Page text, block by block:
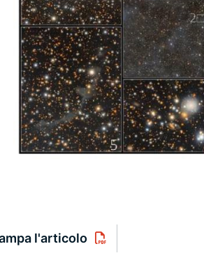
l'articolo